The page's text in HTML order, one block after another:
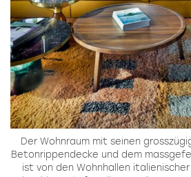
Der Wohnraum mit seinen
Betonrippendecke und dem
ist von den Wohnhallen